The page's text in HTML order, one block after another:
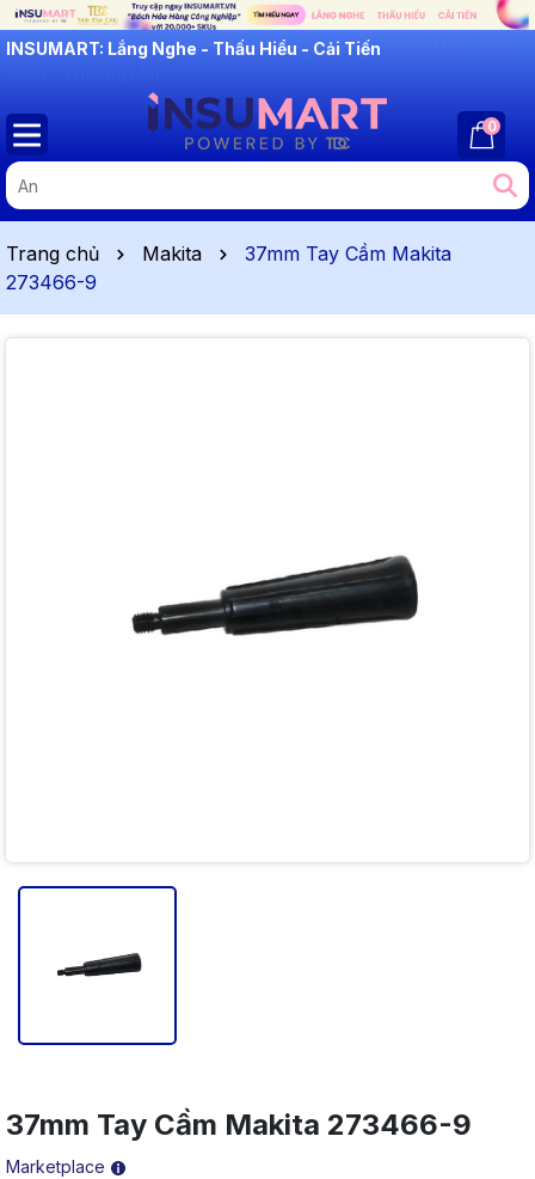
INSUMART: Lắng Nghe - Thấu Hiểu - Cải Tiến
0
Trang chủ Makita
37mm Tay Cầm Makita
273466-9
37mm Tay Cầm Makita 273466-9
Marketplace